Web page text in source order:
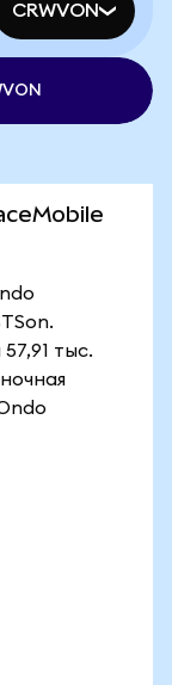
CRWVON
тыс.